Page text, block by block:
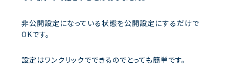
非公開設定になっている状態を公開設定にするだけで
OKです。
設定はワンクリックでできるのでとっても簡単です。